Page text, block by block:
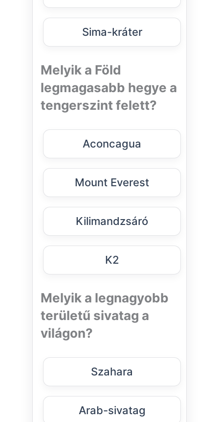
Sima-kráter
Melyik a Föld
legmagasabb hegye a
tengerszint felett?
Aconcagua
Mount Everest
Kilimandzsáró
K2
Melyik a legnagyobb
területű sivatag a
világon?
Szahara
Arab-sivatag